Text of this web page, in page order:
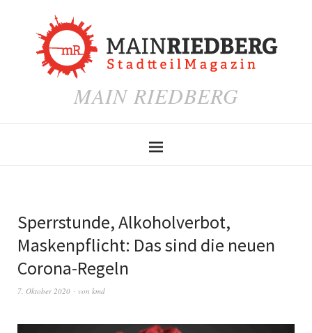
MAIN RIEDBERG
Sperrstunde, Alkoholverbot,
Maskenpflicht: Das sind die neuen
Corona-Regeln
7. Oktober 2020 von kmd